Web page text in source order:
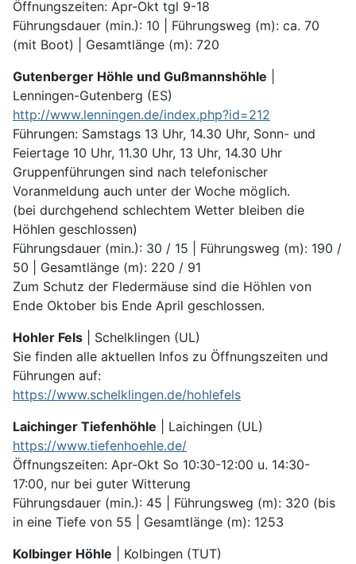
Öffnungszeiten: Apr-Okt tgl 9-18
Führungsdauer (min.): 10 | Führungs­weg (m): ca. 70
(mit Boot) | Gesamt­länge (m): 720
Gutenberger Höhle und Gußmannshöhle
Lenningen-Gutenberg (ES)
http://www.lenningen.de/index.php?id=212
Führungen: Samstags 13 Uhr, 14.30 Uhr, Sonn- und
Feiertage 10 Uhr, 11.30 Uhr, 13 Uhr, 14.30 Uhr
Gruppenführungen sind nach telefonischer
Voranmeldung auch unter der Woche möglich.
(bei durch­gehend schlechtem Wetter bleiben die
Höhlen ge­schlossen)
Führungsdauer (min.): 30 / 15 | Führungs­weg (m): 190 /
50 | Gesam­tlänge (m): 220 / 91
Zum Schutz der Fledermäuse sind die Höhlen von
Ende Oktober bis Ende April geschlossen.
Hohler Fels | Schelklingen (UL)
Sie finden alle aktuellen Infos zu Öffnungszeiten und
Führungen auf:
https://www.schelklingen.de/hohlefels
Laichinger Tiefenhöhle | Laichingen (UL)
https://www.tiefenhoehle.de/
Öffnungszeiten: Apr-Okt So 10:30-12:00 u. 14:30-
17:00, nur bei guter Witterung
Führungsdauer (min.): 45 | Führungs­weg (m): 320 (bis
in eine Tiefe von 55 | Gesamt­länge (m): 1253
Kolbinger Höhle | Kolbingen (TUT)